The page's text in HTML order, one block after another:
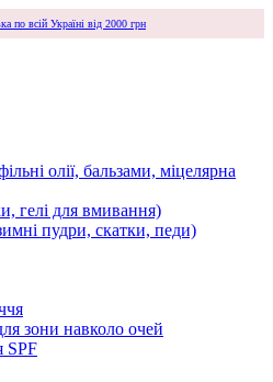
по всій Україні від 2000 грн
олії, бальзами, міцелярна
гелі для вмивання)
пудри, скатки, педи)
зони навколо очей
SPF